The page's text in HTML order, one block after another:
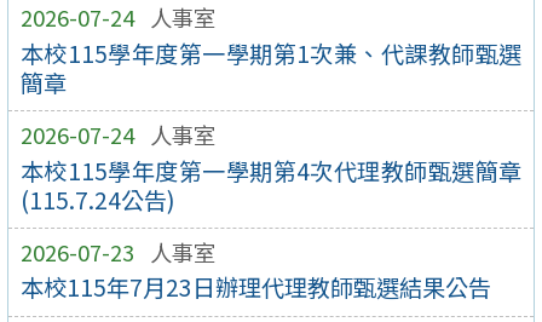
2026-07-24 人事室
本校115學年度第一學期第1次兼、代課教師甄選
簡章
2026-07-24 人事室
本校115學年度第一學期第4次代理教師甄選簡章
(115.7.24公告)
2026-07-23 人事室
本校115年7月23日辦理代理教師甄選結果公告